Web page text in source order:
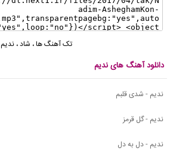
تک آهنگ ها، شاد، ندیم
دانلود آهنگ های ندیم
ندیم - شدی قلبم
ندیم - گل قرمز
ندیم - دل به دل